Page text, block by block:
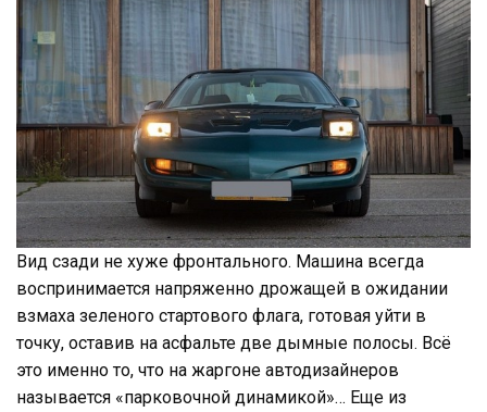
Вид сзади не хуже фронтального. Машина всегда
воспринимается напряженно дрожащей в ожидании
взмаха зеленого стартового флага, готовая уйти в
точку, оставив на асфальте две дымные полосы. Всё
это именно то, что на жаргоне автодизайнеров
называется «парковочной динамикой»… Еще из